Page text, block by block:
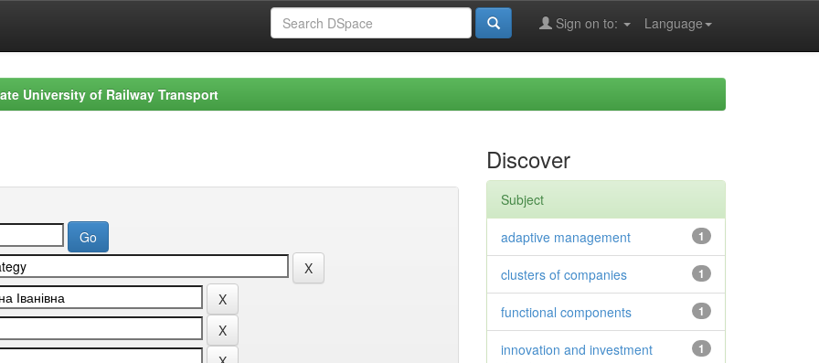
Language
Sign on to:
University of Railway Transport
Discover
Subject
1
adaptive management
1
clusters of companies
1
functional components
1
innovation and investment